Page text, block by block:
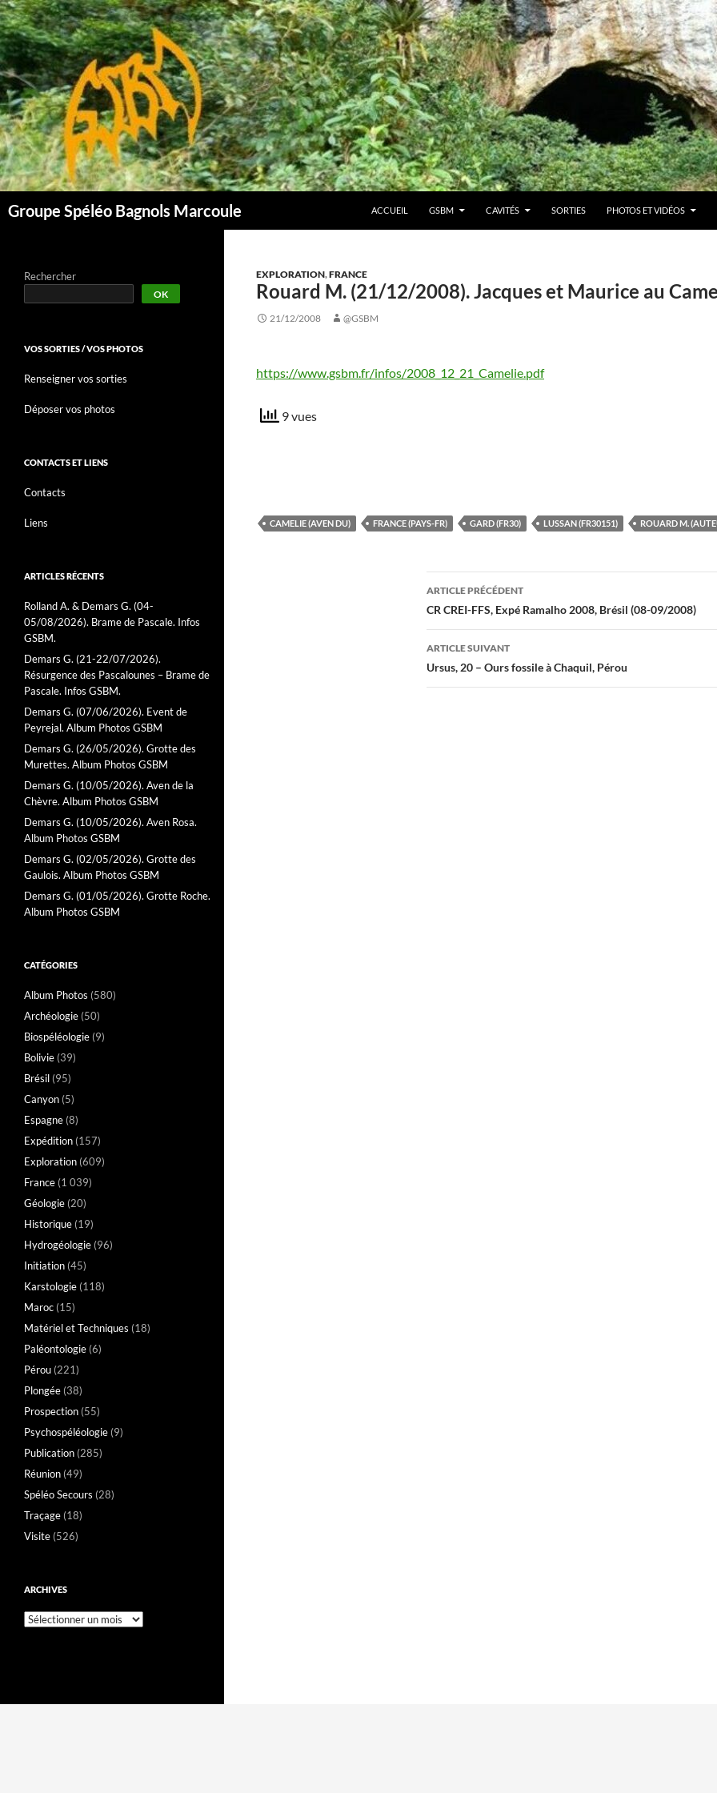
Aller
au
contenu
Groupe Spéléo Bagnols Marcoule ACCUEIL GSBM CAVITÉS SORTIES PHOTOS ET VIDÉOS
EXPLORATION,FRANCE
Rouard M. (21/12/2008). Jacques et Maurice au
21/12/2008 @GSBM
https://www.gsbm.fr/infos/2008_12_21_Camelie.pdf
9 vues
CAMELIE (AVEN DU) FRANCE (PAYS-FR) GARD (FR30) LUSSAN (FR30151) ROUARD M.
Navigation
des
articles
ARTICLE PRÉCÉDENT
CR CREI-FFS, Expé Ramalho 2008, Brésil (08-09/2008)
ARTICLE SUIVANT
Ursus, 20 – Ours fossile à Chaquil, Pérou
Rechercher
OK
VOS SORTIES / VOS PHOTOS
Renseigner vos sorties
Déposer vos photos
CONTACTS ET LIENS
Contacts
Liens
ARTICLES RÉCENTS
Rolland A. & Demars G. (04-
05/08/2026). Brame de Pascale. Infos
GSBM.
Demars G. (21-22/07/2026).
Résurgence des Pascalounes – Brame de
Pascale. Infos GSBM.
Demars G. (07/06/2026). Event de
Peyrejal. Album Photos GSBM
Demars G. (26/05/2026). Grotte des
Murettes. Album Photos GSBM
Demars G. (10/05/2026). Aven de la
Chèvre. Album Photos GSBM
Demars G. (10/05/2026). Aven Rosa.
Album Photos GSBM
Demars G. (02/05/2026). Grotte des
Gaulois. Album Photos GSBM
Demars G. (01/05/2026). Grotte Roche.
Album Photos GSBM
CATÉGORIES
Album Photos (580)
Archéologie (50)
Biospéléologie (9)
Bolivie (39)
Brésil (95)
Canyon (5)
Espagne (8)
Expédition (157)
Exploration (609)
France (1 039)
Géologie (20)
Historique (19)
Hydrogéologie (96)
Initiation (45)
Karstologie (118)
Maroc (15)
Matériel et Techniques (18)
Paléontologie (6)
Pérou (221)
Plongée (38)
Prospection (55)
Psychospéléologie (9)
Publication (285)
Réunion (49)
Spéléo Secours (28)
Traçage (18)
Visite (526)
ARCHIVES
Archives